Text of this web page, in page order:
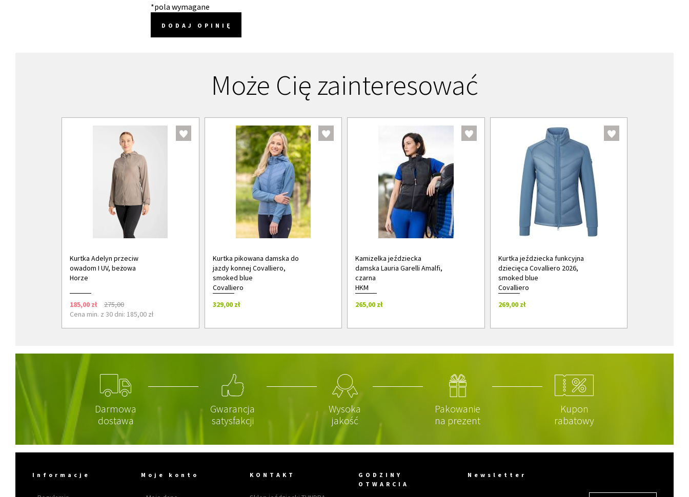
*pola wymagane
DODAJ OPINIĘ
Może Cię zainteresować
Kurtka Adelyn przeciw
owadom I UV, beżowa
Horze
185,00 zł
275,00
Cena min. z 30 dni: 185,00 zł
Kurtka pikowana damska do
jazdy konnej Covalliero,
smoked blue
Covalliero
329,00 zł
Kamizelka jeździecka
damska Lauria Garelli Amalfi,
czarna
HKM
265,00 zł
Kurtka jeździecka funkcyjna
dziecięca Covalliero 2026,
smoked blue
Covalliero
269,00 zł
Darmowa
dostawa
Gwarancja
satysfakcji
Wysoka
jakość
Pakowanie
na prezent
Kupon
rabatowy
Informacje Moje konto KONTAKT
GODZINY
OTWARCIA
Newsletter